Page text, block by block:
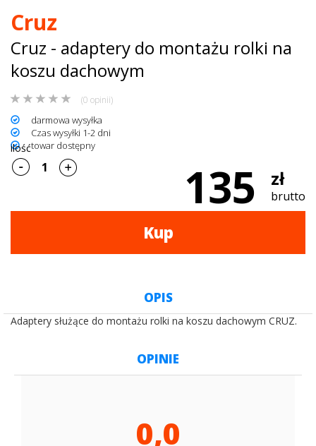
dachowe
AKCESORIA
Przyczepy
samochodowe
Cruz
Cruz - adaptery do montażu rolki na
koszu dachowym
(0 opinii)
darmowa wysyłka
Czas wysyłki 1-2 dni
towar dostępny
135 zł
brutto
ilość
Kup
OPIS
Adaptery służące do montażu rolki na koszu dachowym CRUZ.
OPINIE
0,0